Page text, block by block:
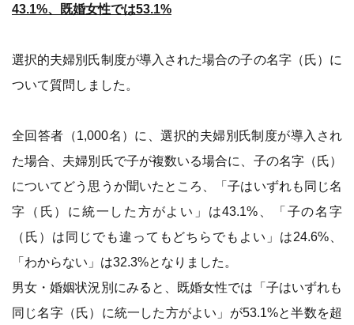
43.1%、既婚女性では53.1%
選択的夫婦別氏制度が導入された場合の子の名字（氏）に
ついて質問しました。
全回答者（1,000名）に、選択的夫婦別氏制度が導入され
た場合、夫婦別氏で子が複数いる場合に、子の名字（氏）
についてどう思うか聞いたところ、「子はいずれも同じ名
字（氏）に統一した方がよい」は43.1%、「子の名字
（氏）は同じでも違ってもどちらでもよい」は24.6%、
「わからない」は32.3%となりました。
男女・婚姻状況別にみると、既婚女性では「子はいずれも
同じ名字（氏）に統一した方がよい」が53.1%と半数を超